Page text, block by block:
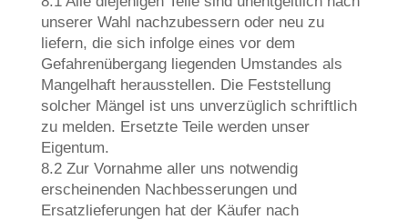
unserer Wahl nachzubessern oder neu zu
liefern, die sich infolge eines vor dem
Gefahrenübergang liegenden Umstandes als
Mangelhaft herausstellen. Die Feststellung
solcher Mängel ist uns unverzüglich schriftlich
zu melden. Ersetzte Teile werden unser
Eigentum.
8.2 Zur Vornahme aller uns notwendig
erscheinenden Nachbesserungen und
Ersatzlieferungen hat der Käufer nach